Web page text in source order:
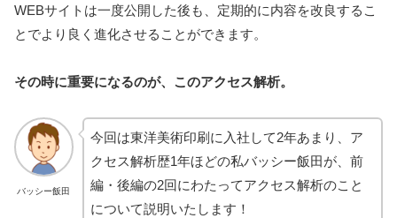
WEBサイトは一度公開した後も、定期的に内容を改良するこ
とでより良く進化させることができます。
その時に重要になるのが、このアクセス解析。
バッシー飯田
今回は東洋美術印刷に入社して2年あまり、ア
クセス解析歴1年ほどの私バッシー飯田が、前
編・後編の2回にわたってアクセス解析のこと
について説明いたします！